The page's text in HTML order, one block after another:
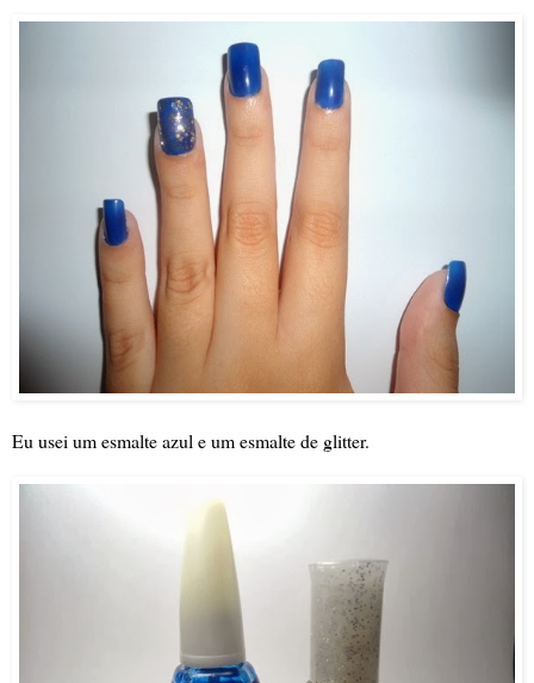
Eu usei um esmalte azul e um esmalte de glitter.